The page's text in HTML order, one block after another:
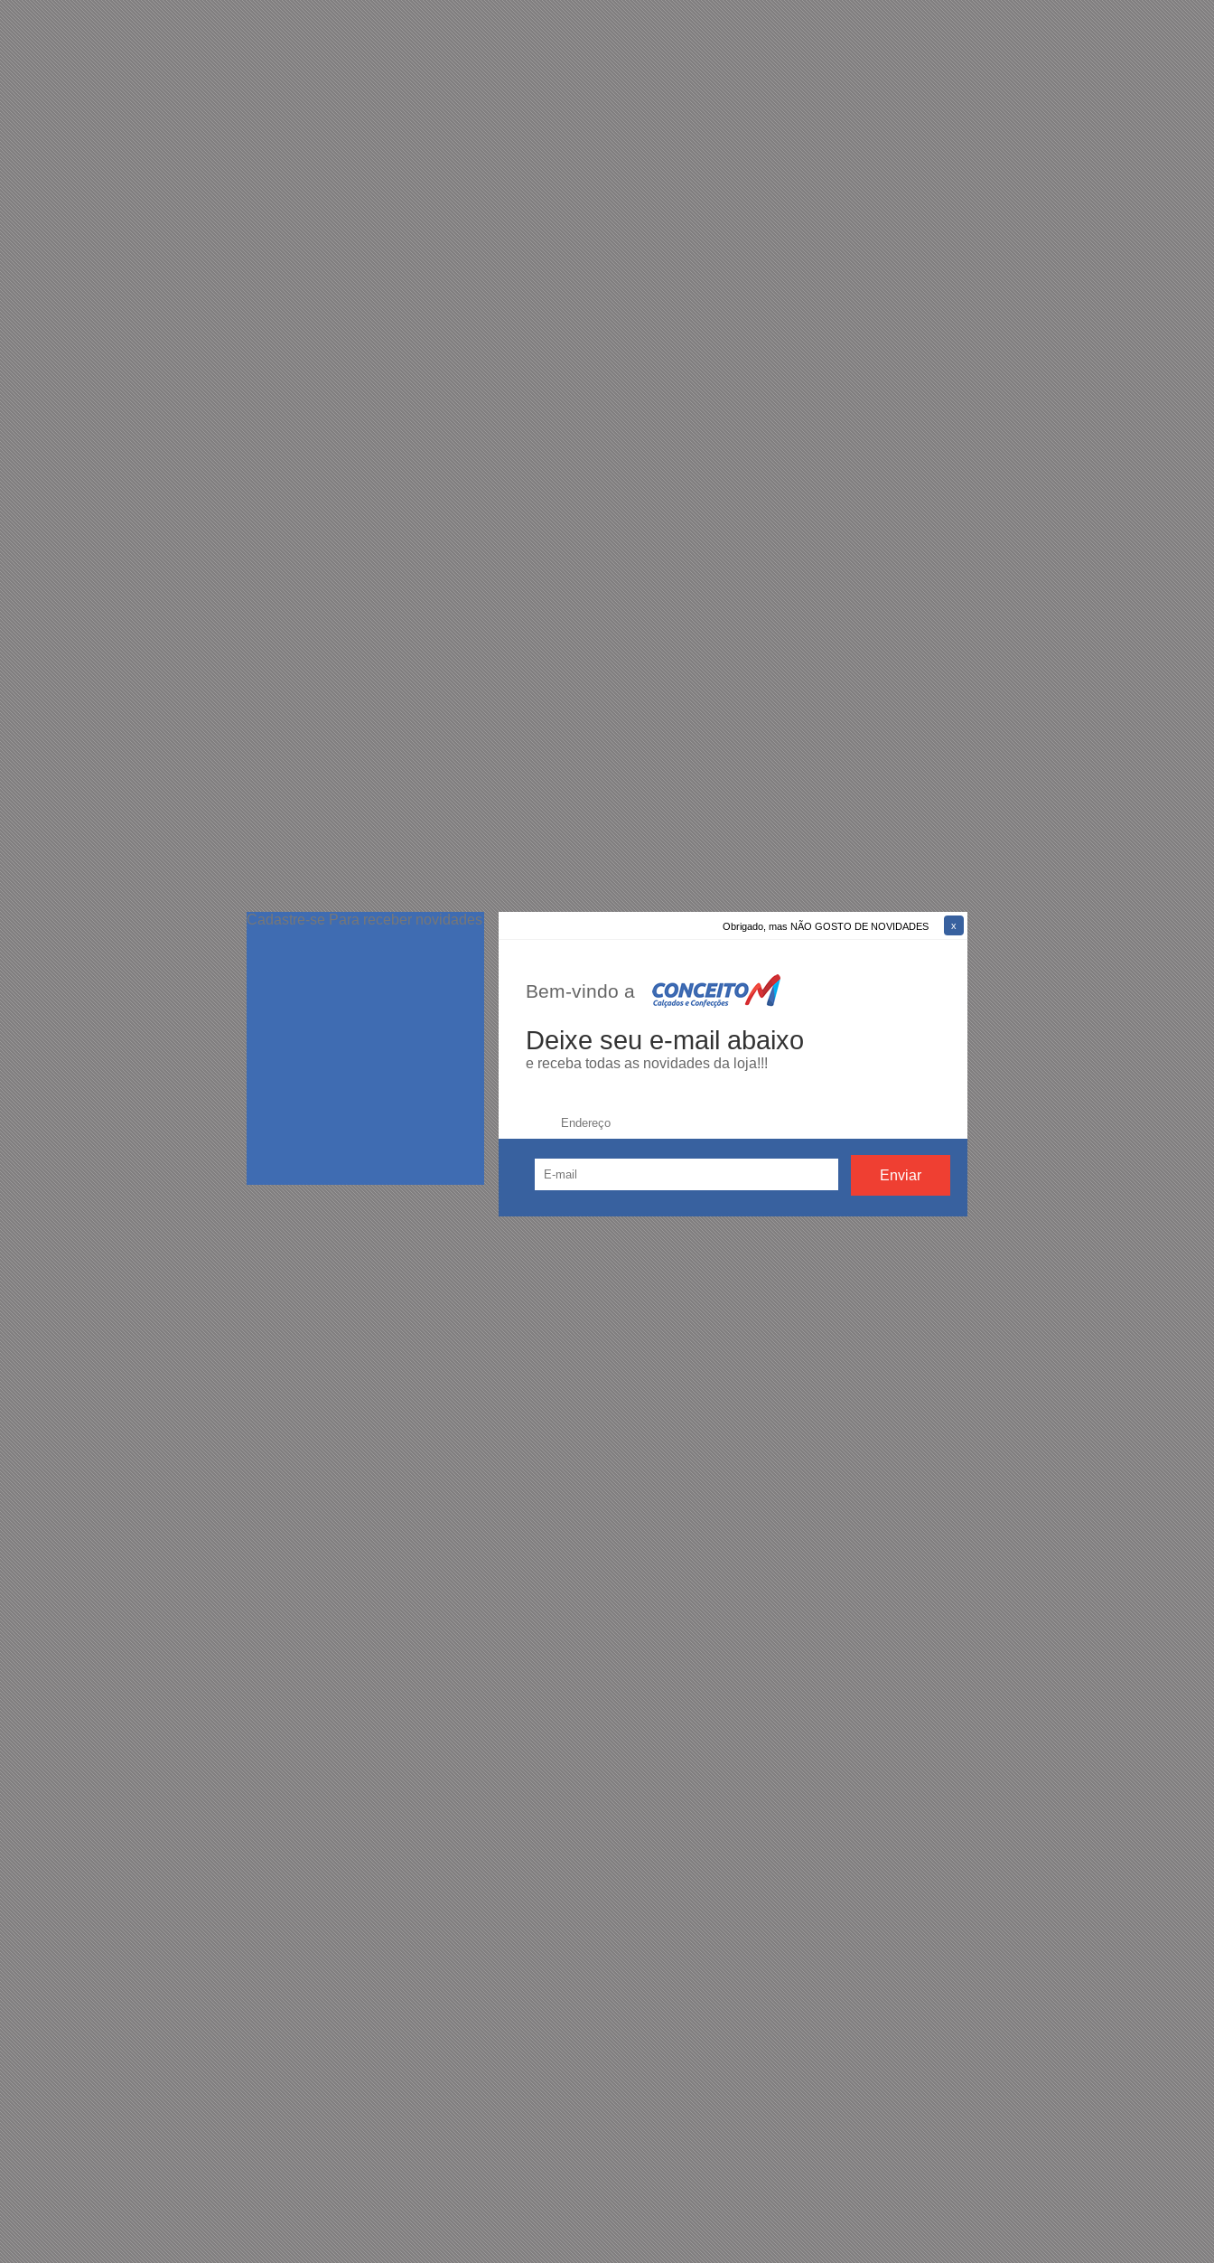
Obrigado, mas NÃO GOSTO DE NOVIDADES
Cadastre-se Para receber novidades
Bem-vindo a
Deixe seu e-mail abaixo
e receba todas as novidades da loja!!!
Endereço: